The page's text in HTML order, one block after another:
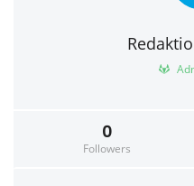
0
Followers